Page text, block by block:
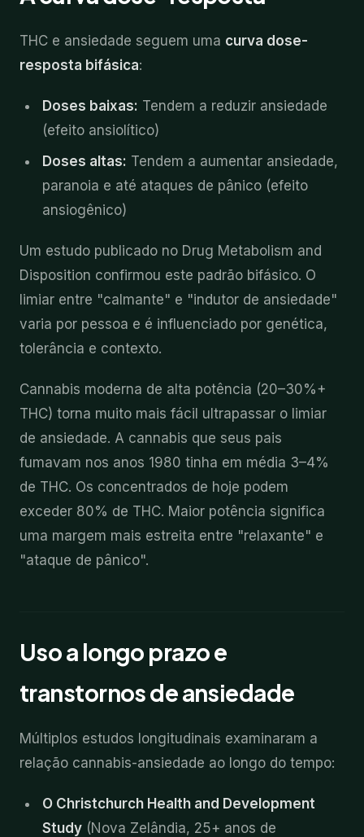
THC e ansiedade seguem uma curva dose-
resposta bifásica:
Doses baixas: Tendem a reduzir ansiedade
(efeito ansiolítico)
Doses altas: Tendem a aumentar ansiedade,
paranoia e até ataques de pânico (efeito
ansiogênico)
Um estudo publicado no Drug Metabolism and
Disposition confirmou este padrão bifásico. O
limiar entre "calmante" e "indutor de ansiedade"
varia por pessoa e é influenciado por genética,
tolerância e contexto.
Cannabis moderna de alta potência (20–30%+
THC) torna muito mais fácil ultrapassar o limiar
de ansiedade. A cannabis que seus pais
fumavam nos anos 1980 tinha em média 3–4%
de THC. Os concentrados de hoje podem
exceder 80% de THC. Maior potência significa
uma margem mais estreita entre "relaxante" e
"ataque de pânico".
Uso a longo prazo e
transtornos de ansiedade
Múltiplos estudos longitudinais examinaram a
relação cannabis-ansiedade ao longo do tempo:
O Christchurch Health and Development
Study (Nova Zelândia, 25+ anos de